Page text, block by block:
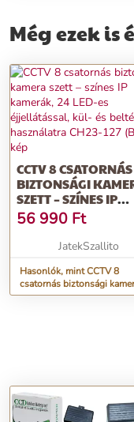
Még ezek is
CCTV 8 CSATORNÁS
BIZTONSÁGI
SZETT – SZÍNES IP
KAMERÁK, 24 LED-
ÉJJELLÁTÁSSAL,
ÉS BELTÉRI
(BBV)
56 990 Ft
JatekSzallito
Hasonlók, mint CCTV 8
csatornás biztonsági
szett – színes IP kamerák,